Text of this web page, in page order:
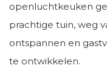
openluchtkeuken
prachtige tuin, weg
ontspannen en
te ontwikkelen.